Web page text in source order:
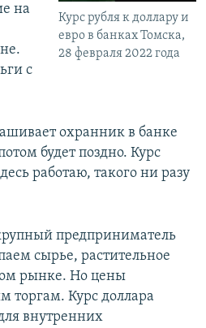
Курс рубля к доллару и
евро в банках Томска,
28 февраля 2022 года
на
с
охранник в банке
будет поздно. Курс
работаю, такого ни разу
предприниматель
сырье, растительное
рынке. Но цены
торгам. Курс доллара
внутренних